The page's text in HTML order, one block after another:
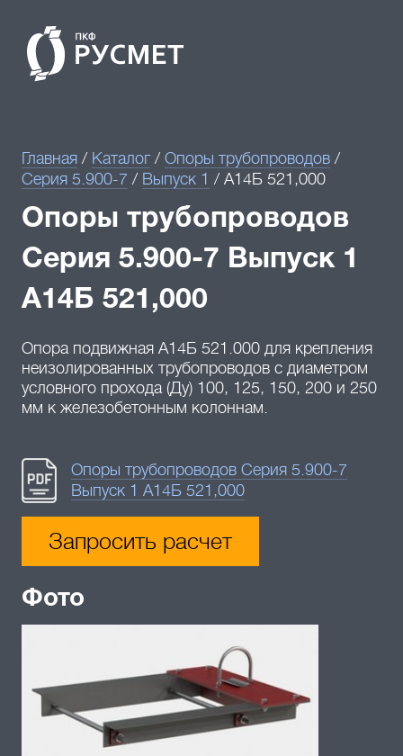
Главная / Каталог / Опоры трубопроводов /
Серия 5.900-7 / Выпуск 1 / А14Б 521,000
Опоры трубопроводов
Серия 5.900-7 Выпуск 1
А14Б 521,000
Опора подвижная А14Б 521.000 для крепления
неизолированных трубопроводов c диаметром
условного прохода (Ду) 100, 125, 150, 200 и 250
мм к железобетонным колоннам.
Опоры трубопроводов Серия 5.900-7
Выпуск 1 А14Б 521,000
Запросить расчет
Фото